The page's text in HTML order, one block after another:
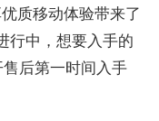
质移动体验带来了
行中，想要入手的
后第一时间入手